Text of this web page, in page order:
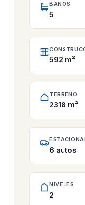
BAÑOS
5
592 m²
TERRENO
2318 m²
6 autos
NIVELES
2